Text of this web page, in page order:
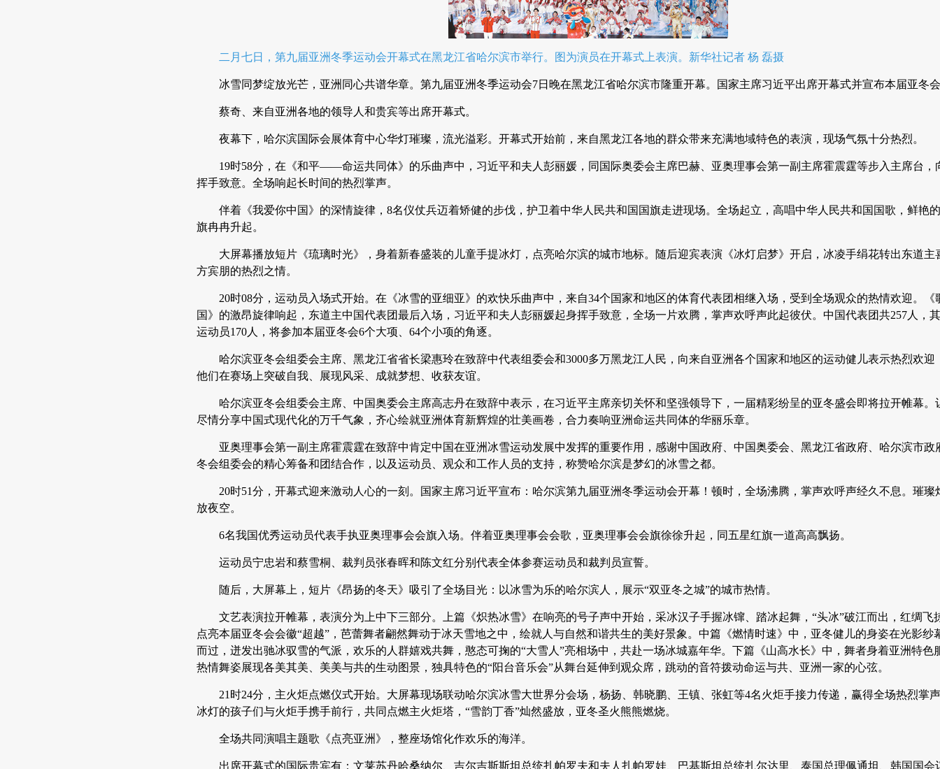
二月七日，第九届亚洲冬季运动会开幕式在黑龙江省哈尔滨市举行。图为演员在开幕式上表演。新华社记者 杨 磊摄
冰雪同梦绽放光芒，亚洲同心共谱华章。第九届亚洲冬季运动会7日晚在黑龙江省哈尔滨市隆重开幕。国家主席习近平出席开幕式并宣布本届亚冬
蔡奇、来自亚洲各地的领导人和贵宾等出席开幕式。
夜幕下，哈尔滨国际会展体育中心华灯璀璨，流光溢彩。开幕式开始前，来自黑龙江各地的群众带来充满地域特色的表演，现场气氛十分热烈。
19时58分，在《和平——命运共同体》的乐曲声中，习近平和夫人彭丽媛，同国际奥委会主席巴赫、亚奥理事会第一副主席霍震霆等步入主席台，
挥手致意。全场响起长时间的热烈掌声。
伴着《我爱你中国》的深情旋律，8名仪仗兵迈着矫健的步伐，护卫着中华人民共和国国旗走进现场。全场起立，高唱中华人民共和国国歌，鲜艳
旗冉冉升起。
大屏幕播放短片《琉璃时光》，身着新春盛装的儿童手提冰灯，点亮哈尔滨的城市地标。随后迎宾表演《冰灯启梦》开启，冰凌手绢花转出东道主
方宾朋的热烈之情。
20时08分，运动员入场式开始。在《冰雪的亚细亚》的欢快乐曲声中，来自34个国家和地区的体育代表团相继入场，受到全场观众的热情欢迎。《
国》的激昂旋律响起，东道主中国代表团最后入场，习近平和夫人彭丽媛起身挥手致意，全场一片欢腾，掌声欢呼声此起彼伏。中国代表团共257人，
运动员170人，将参加本届亚冬会6个大项、64个小项的角逐。
哈尔滨亚冬会组委会主席、黑龙江省省长梁惠玲在致辞中代表组委会和3000多万黑龙江人民，向来自亚洲各个国家和地区的运动健儿表示热烈欢迎
他们在赛场上突破自我、展现风采、成就梦想、收获友谊。
哈尔滨亚冬会组委会主席、中国奥委会主席高志丹在致辞中表示，在习近平主席亲切关怀和坚强领导下，一届精彩纷呈的亚冬盛会即将拉开帷幕。
尽情分享中国式现代化的万千气象，齐心绘就亚洲体育新辉煌的壮美画卷，合力奏响亚洲命运共同体的华丽乐章。
亚奥理事会第一副主席霍震霆在致辞中肯定中国在亚洲冰雪运动发展中发挥的重要作用，感谢中国政府、中国奥委会、黑龙江省政府、哈尔滨市政
冬会组委会的精心筹备和团结合作，以及运动员、观众和工作人员的支持，称赞哈尔滨是梦幻的冰雪之都。
20时51分，开幕式迎来激动人心的一刻。国家主席习近平宣布：哈尔滨第九届亚洲冬季运动会开幕！顿时，全场沸腾，掌声欢呼声经久不息。璀璨
放夜空。
6名我国优秀运动员代表手执亚奥理事会会旗入场。伴着亚奥理事会会歌，亚奥理事会会旗徐徐升起，同五星红旗一道高高飘扬。
运动员宁忠岩和蔡雪桐、裁判员张春晖和陈文红分别代表全体参赛运动员和裁判员宣誓。
随后，大屏幕上，短片《昂扬的冬天》吸引了全场目光：以冰雪为乐的哈尔滨人，展示“双亚冬之城”的城市热情。
文艺表演拉开帷幕，表演分为上中下三部分。上篇《炽热冰雪》在响亮的号子声中开始，采冰汉子手握冰镩、踏冰起舞，“头冰”破江而出，红绸飞
点亮本届亚冬会会徽“超越”，芭蕾舞者翩然舞动于冰天雪地之中，绘就人与自然和谐共生的美好景象。中篇《燃情时速》中，亚冬健儿的身姿在光影纱
而过，迸发出驰冰驭雪的气派，欢乐的人群嬉戏共舞，憨态可掬的“大雪人”亮相场中，共赴一场冰城嘉年华。下篇《山高水长》中，舞者身着亚洲特色
热情舞姿展现各美其美、美美与共的生动图景，独具特色的“阳台音乐会”从舞台延伸到观众席，跳动的音符拨动命运与共、亚洲一家的心弦。
21时24分，主火炬点燃仪式开始。大屏幕现场联动哈尔滨冰雪大世界分会场，杨扬、韩晓鹏、王镇、张虹等4名火炬手接力传递，赢得全场热烈掌
冰灯的孩子们与火炬手携手前行，共同点燃主火炬塔，“雪韵丁香”灿然盛放，亚冬圣火熊熊燃烧。
全场共同演唱主题歌《点亮亚洲》，整座场馆化作欢乐的海洋。
出席开幕式的国际贵宾有：文莱苏丹哈桑纳尔、吉尔吉斯斯坦总统扎帕罗夫和夫人扎帕罗娃、巴基斯坦总统扎尔达里、泰国总理佩通坦、韩国国会